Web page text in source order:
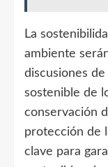
La
ambiente
discusiones
sostenible de
conservación
protección de
clave para